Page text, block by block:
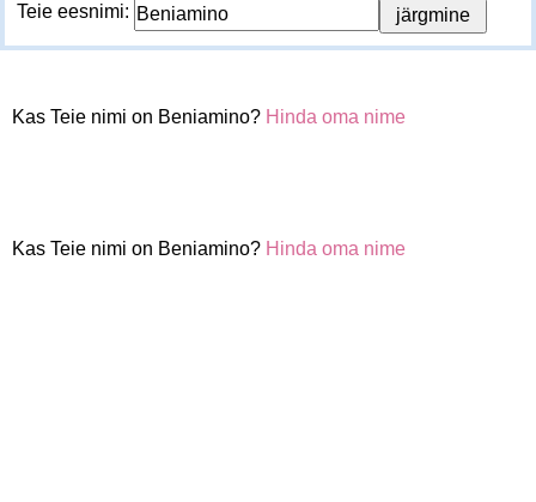
Teie eesnimi:
Kas Teie nimi on Beniamino? Hinda oma nime
Kas Teie nimi on Beniamino? Hinda oma nime